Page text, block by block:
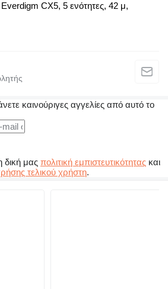
Everdigm CX5, 5 ενότητες, 42 μ,
καινούριγες αγγελίες από αυτό το
δική μας πολιτική εμπιστευτικότητας και
τελικού χρήστη.